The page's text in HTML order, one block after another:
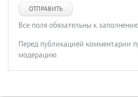
ОТПРАВИТЬ
Все поля обязательны к
Перед публикацией комментарии
модерацию.